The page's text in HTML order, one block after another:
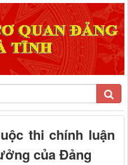
thi chính luận
của Đảng